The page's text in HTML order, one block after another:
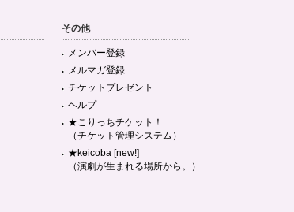
その他
メンバー登録
メルマガ登録
チケットプレゼント
ヘルプ
★こりっちチケット！
（チケット管理システム）
★keicoba [new!]
（演劇が生まれる場所から。）